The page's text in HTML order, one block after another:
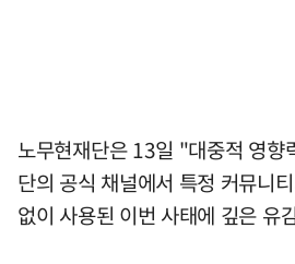
노무현재단은 13일 "대중적 영향
단의 공식 채널에서 특정 커뮤니
없이 사용된 이번 사태에 깊은 유